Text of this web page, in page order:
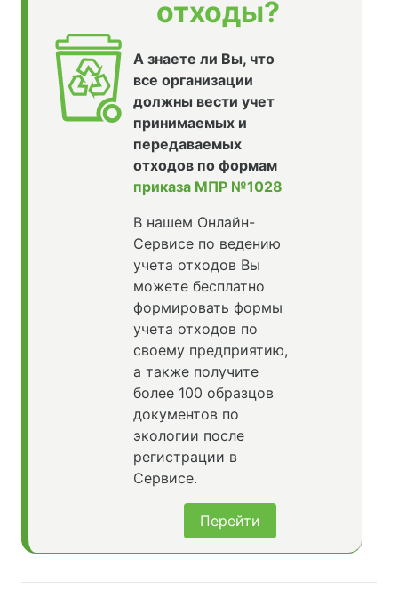
отходы?
А знаете ли Вы, что
все организации
должны вести учет
принимаемых и
передаваемых
отходов по формам
приказа МПР №1028
В нашем Онлайн-
Сервисе по ведению
учета отходов Вы
можете бесплатно
формировать формы
учета отходов по
своему предприятию,
а также получите
более 100 образцов
документов по
экологии после
регистрации в
Сервисе.
Перейти